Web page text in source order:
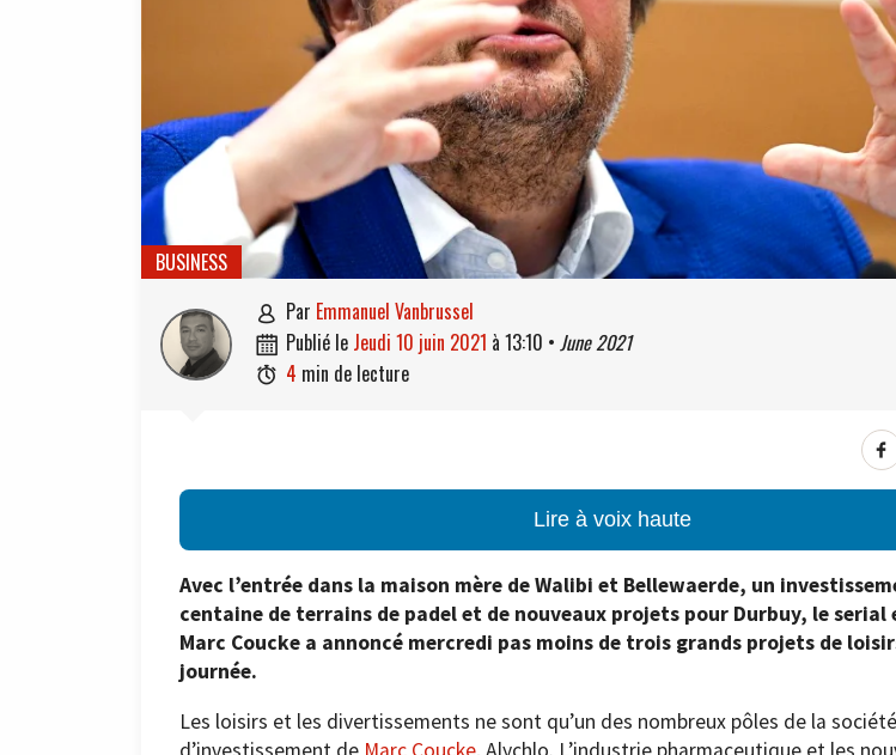
BUSINESS
 par Emmanuel Vanbrussel
 publié le jeudi 10 juin 2021 à 13:10 • June 2021
 4 min de lecture
Lire à voix haute
Avec l’entrée dans la maison mère de Walibi et Bellewaerde, un
centaine de terrains de padel et de nouveaux projets pour Durbuy, le serial
Marc Coucke a annoncé mercredi pas moins de trois grands projets de
journée.
Les loisirs et les divertissements ne sont qu’un des nombreux pôles de la société